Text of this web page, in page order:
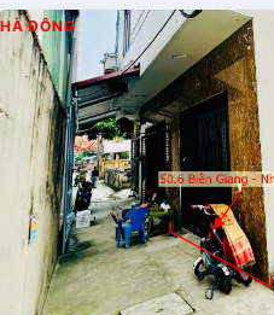
HÀ ĐÔNG